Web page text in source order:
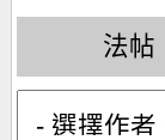
法帖